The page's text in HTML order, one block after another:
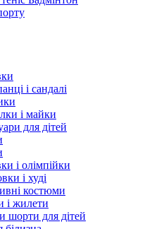
і сандалі
і майки
для дітей
і олімпійки
і худі
костюми
і жилети
шорти для дітей